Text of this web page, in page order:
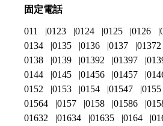
固定電話
011 0123 0124 0125 0126
0134
0135 0136 0137 01372
0138
0139 01392 01397
0144
0145 01456 01457
0152
0153 0154 01547 0155
01564
0157 0158 01586
01632
01634 01635 0164